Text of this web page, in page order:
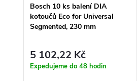
Bosch 10 ks balení DIA
kotoučů Eco for Universal
Segmented, 230 mm
5 102,22 Kč
Expedujeme do 48 hodin